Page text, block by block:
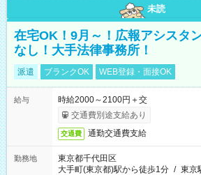
未読
在宅OK！9月～！広報アシスタ
なし！大手法律事務所！
派遣 ブランクOK WEB登録・面接OK
給与
時給2000～2100円＋交
交通費別途支給あり
交通費 通勤交通費支給
勤務地
東京都千代田区
大手町(東京都)駅から徒歩1分 / 東京